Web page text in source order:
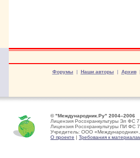
Форумы | Наши авторы | Архив
© "Международник.Ру" 2004–2006
Лицензия Росохранкультуры Эл ФС
Лицензия Росохранкультуры ПИ ФС
Учредитель: ООО
О проекте | Требования к